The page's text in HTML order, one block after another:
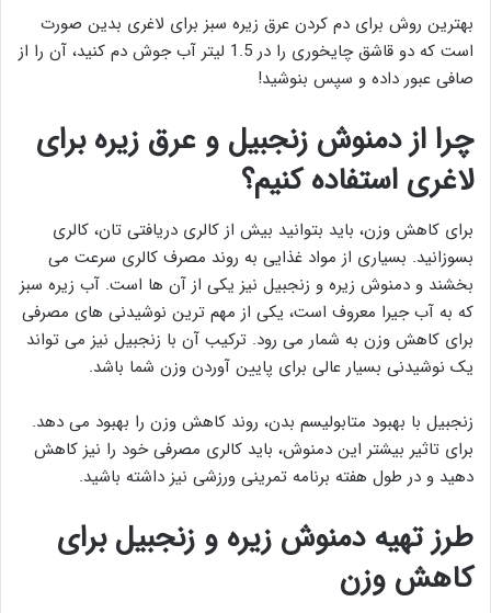
بهترین روش برای دم کردن عرق زیره سبز برای لاغری بدین صورت
است که دو قاشق چایخوری را در 1.5 لیتر آب جوش دم کنید، آن را از
صافی عبور داده و سپس بنوشید!
چرا از دمنوش زنجبیل و عرق زیره برای
لاغری استفاده کنیم؟
برای کاهش وزن، باید بتوانید بیش از کالری دریافتی تان، کالری
بسوزانید. بسیاری از مواد غذایی به روند مصرف کالری سرعت می
بخشند و دمنوش زیره و زنجبیل نیز یکی از آن ها است. آب زیره سبز
که به آب جیرا معروف است، یکی از مهم ترین نوشیدنی های مصرفی
برای کاهش وزن به شمار می رود. ترکیب آن با زنجبیل نیز می تواند
یک نوشیدنی بسیار عالی برای پایین آوردن وزن شما باشد.
زنجبیل با بهبود متابولیسم بدن، روند کاهش وزن را بهبود می دهد.
برای تاثیر بیشتر این دمنوش، باید کالری مصرفی خود را نیز کاهش
دهید و در طول هفته برنامه تمرینی ورزشی نیز داشته باشید.
طرز تهیه دمنوش زیره و زنجبیل برای
کاهش وزن